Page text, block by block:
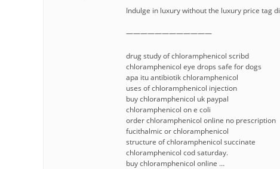
Indulge in luxury without the luxury price tag
————————————
drug study of chloramphenicol scribd
chloramphenicol eye drops safe for dogs
apa itu antibiotik chloramphenicol
uses of chloramphenicol injection
buy chloramphenicol uk paypal
chloramphenicol on e coli
order chloramphenicol online no prescription
fucithalmic or chloramphenicol
structure of chloramphenicol succinate
chloramphenicol cod saturday.
buy chloramphenicol online …